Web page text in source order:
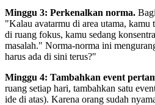
Minggu 3: Perkenalkan norma.
"Kalau avatarmu di area utama,
di ruang fokus, kamu sedang
masalah." Norma-norma ini
harus ada di sini terus?"
Minggu 4: Tambahkan event
ruang setiap hari, tambahkan satu
ide di atas). Karena orang sudah